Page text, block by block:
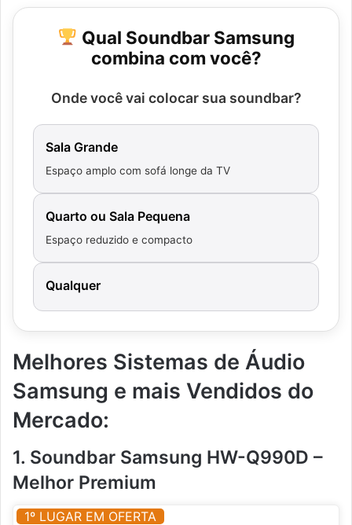
Qual Soundbar Samsung
combina com você?
Onde você vai colocar sua soundbar?
Sala Grande
Espaço amplo com sofá longe da TV
Quarto ou Sala Pequena
Espaço reduzido e compacto
Qualquer
Melhores Sistemas de Áudio
Samsung e mais Vendidos do
Mercado:
1. Soundbar Samsung HW-Q990D –
Melhor Premium
1º LUGAR EM OFERTA